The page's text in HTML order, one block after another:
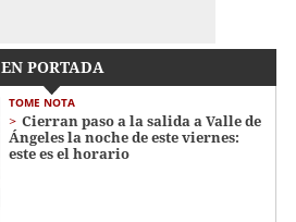
EN PORTADA
TOME NOTA
Cierran paso a la salida a Valle de
Ángeles la noche de este viernes:
este es el horario